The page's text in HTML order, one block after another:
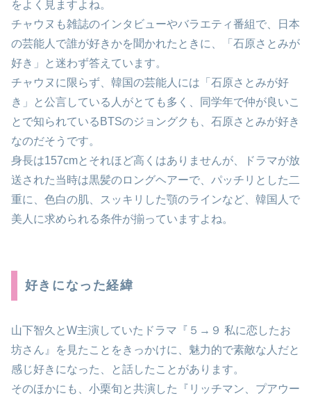
をよく見ますよね。
チャウヌも雑誌のインタビューやバラエティ番組で、日本
の芸能人で誰が好きかを聞かれたときに、「石原さとみが
好き」と迷わず答えています。
チャウヌに限らず、韓国の芸能人には「石原さとみが好
き」と公言している人がとても多く、同学年で仲が良いこ
とで知られているBTSのジョングクも、石原さとみが好き
なのだそうです。
身長は157cmとそれほど高くはありませんが、ドラマが放
送された当時は黒髪のロングヘアーで、パッチリとした二
重に、色白の肌、スッキリした顎のラインなど、韓国人で
美人に求められる条件が揃っていますよね。
好きになった経緯
山下智久とW主演していたドラマ『５→９ 私に恋したお
坊さん』を見たことをきっかけに、魅力的で素敵な人だと
感じ好きになった、と話したことがあります。
そのほかにも、小栗旬と共演した『リッチマン、プアウー